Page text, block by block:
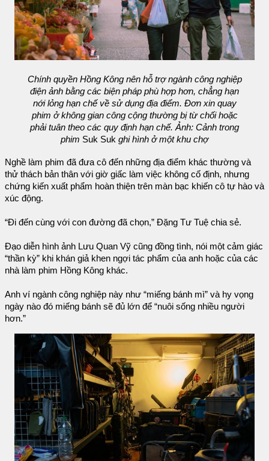
Chính quyền Hồng Kông nên hỗ trợ ngành công nghiệp
điện ảnh bằng các biện pháp phù hợp hơn, chẳng hạn
nới lỏng hạn chế về sử dụng địa điểm. Đơn xin quay
phim ở không gian công cộng thường bị từ chối hoặc
phải tuân theo các quy định hạn chế. Ảnh: Cảnh trong
phim Suk Suk ghi hình ở một khu chợ
Nghề làm phim đã đưa cô đến những địa điểm khác thường và
thử thách bản thân với giờ giấc làm việc không cố định, nhưng
chứng kiến xuất phẩm hoàn thiện trên màn bạc khiến cô tự hào và
xúc động.
“Đi đến cùng với con đường đã chọn,” Đặng Tư Tuệ chia sẻ.
Đạo diễn hình ảnh Lưu Quan Vỹ cũng đồng tình, nói một cảm giác
“thần kỳ” khi khán giả khen ngợi tác phẩm của anh hoặc của các
nhà làm phim Hồng Kông khác.
Anh ví ngành công nghiệp này như “miếng bánh mì” và hy vọng
ngày nào đó miếng bánh sẽ đủ lớn để “nuôi sống nhiều người
hơn.”